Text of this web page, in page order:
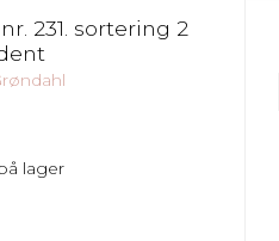
231. sortering 2
lager